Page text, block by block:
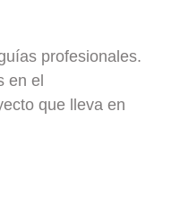
profesionales.
en el
que lleva en